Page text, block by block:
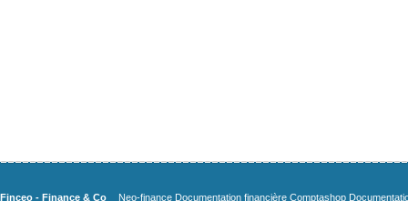
Finceo - Finance & Co
Neo-finance Documentation financière Comptashop